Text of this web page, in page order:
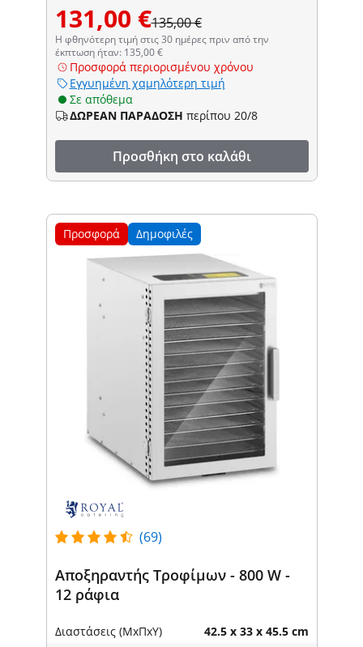
131,00 €135,00 €
Η φθηνότερη τιμή στις 30 ημέρες πριν από την
έκπτωση ήταν: 135,00 €
Προσφορά περιορισμένου χρόνου
Εγγυημένη χαμηλότερη τιμή
Σε απόθεμα
ΔΩΡΕΑΝ ΠΑΡΑΔΟΣΗ περίπου 20/8
Προσθήκη στο καλάθι
Προσφορά Δημοφιλές
(69)
Αποξηραντής Τροφίμων - 800 W -
12 ράφια
Διαστάσεις (ΜxΠxΥ) 42.5 x 33 x 45.5 cm